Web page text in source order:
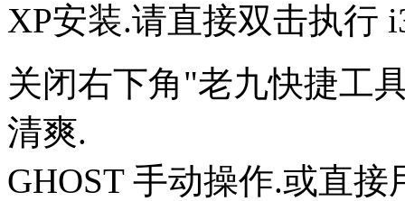
XP安装.请直接双击执行
关闭右下角"老九快捷工
清爽.
GHOST 手动操作.或直接